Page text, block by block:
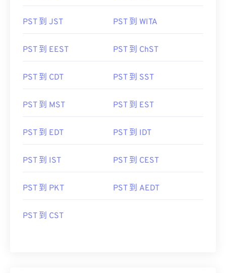
PST 到 JST PST 到 WITA
PST 到 EEST PST 到 ChST
PST 到 CDT PST 到 SST
PST 到 MST PST 到 EST
PST 到 EDT PST 到 IDT
PST 到 IST PST 到 CEST
PST 到 PKT PST 到 AEDT
PST 到 CST